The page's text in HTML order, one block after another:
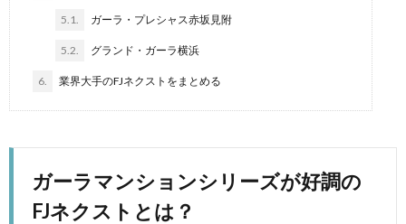
5.1. ガーラ・プレシャス赤坂見附
5.2. グランド・ガーラ横浜
6. 業界大手のFJネクストをまとめる
ガーラマンションシリーズが好調の
FJネクストとは？